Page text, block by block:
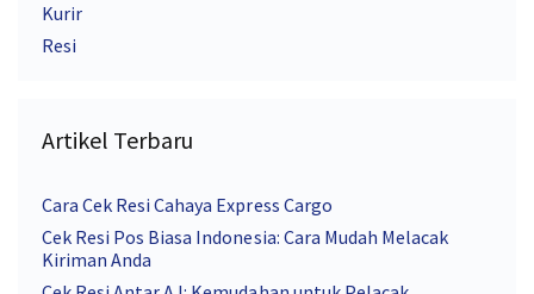
Kurir
Resi
Artikel Terbaru
Cara Cek Resi Cahaya Express Cargo
Cek Resi Pos Biasa Indonesia: Cara Mudah Melacak
Kiriman Anda